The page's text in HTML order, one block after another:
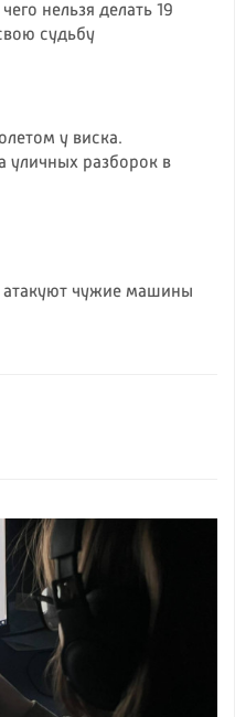
нельзя делать 19
судьбу
у виска.
уличных разборок в
атакуют чужие машины